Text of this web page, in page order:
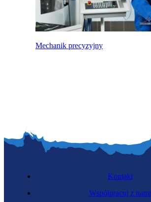
Mechanik precyzyjny
Kontakt
Współpracuj z nami